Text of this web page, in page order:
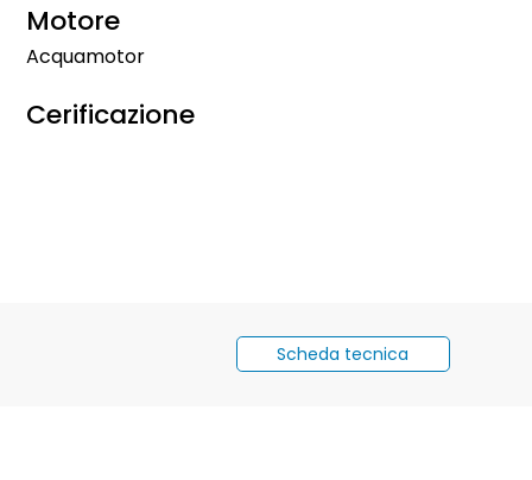
Acquamotor
Cerificazione
Motore
Scheda tecnica